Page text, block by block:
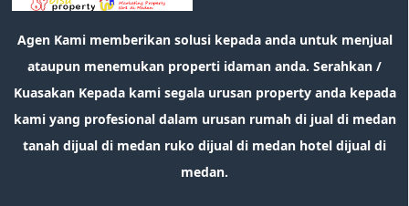
Agen Kami memberikan solusi kepada anda untuk menjual
ataupun menemukan properti idaman anda. Serahkan /
Kuasakan Kepada kami segala urusan property anda kepada
kami yang profesional dalam urusan rumah di jual di medan
tanah dijual di medan ruko dijual di medan hotel dijual di
medan.